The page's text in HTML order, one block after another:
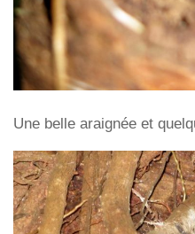
Une belle araignée et